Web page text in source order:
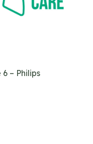
– Philips